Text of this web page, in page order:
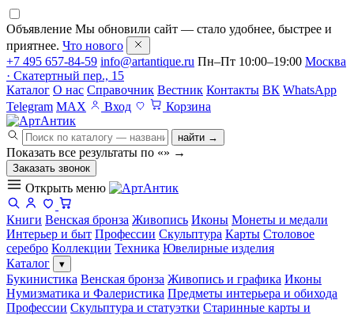
Объявление Мы обновили сайт — стало удобнее, быстрее и
приятнее. Что нового
+7 495 657-84-59 info@artantique.ru Пн–Пт 10:00–19:00 Москва
· Скатертный пер., 15
Каталог О нас Справочник Вестник Контакты ВК WhatsApp
Telegram MAX Вход Корзина
найти →
Показать все результаты по «» →
Заказать звонок
Открыть меню
Книги Венская бронза Живопись Иконы Монеты и медали
Интерьер и быт Профессии Скульптура Карты Столовое
серебро Коллекции Техника Ювелирные изделия
Каталог
▾
Букинистика Венская бронза Живопись и графика Иконы
Нумизматика и Фалеристика Предметы интерьера и обихода
Профессии Скульптура и статуэтки Старинные карты и